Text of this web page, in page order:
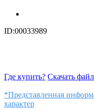
ID:00033989
Где купить? Скачать
*Представленная
характер